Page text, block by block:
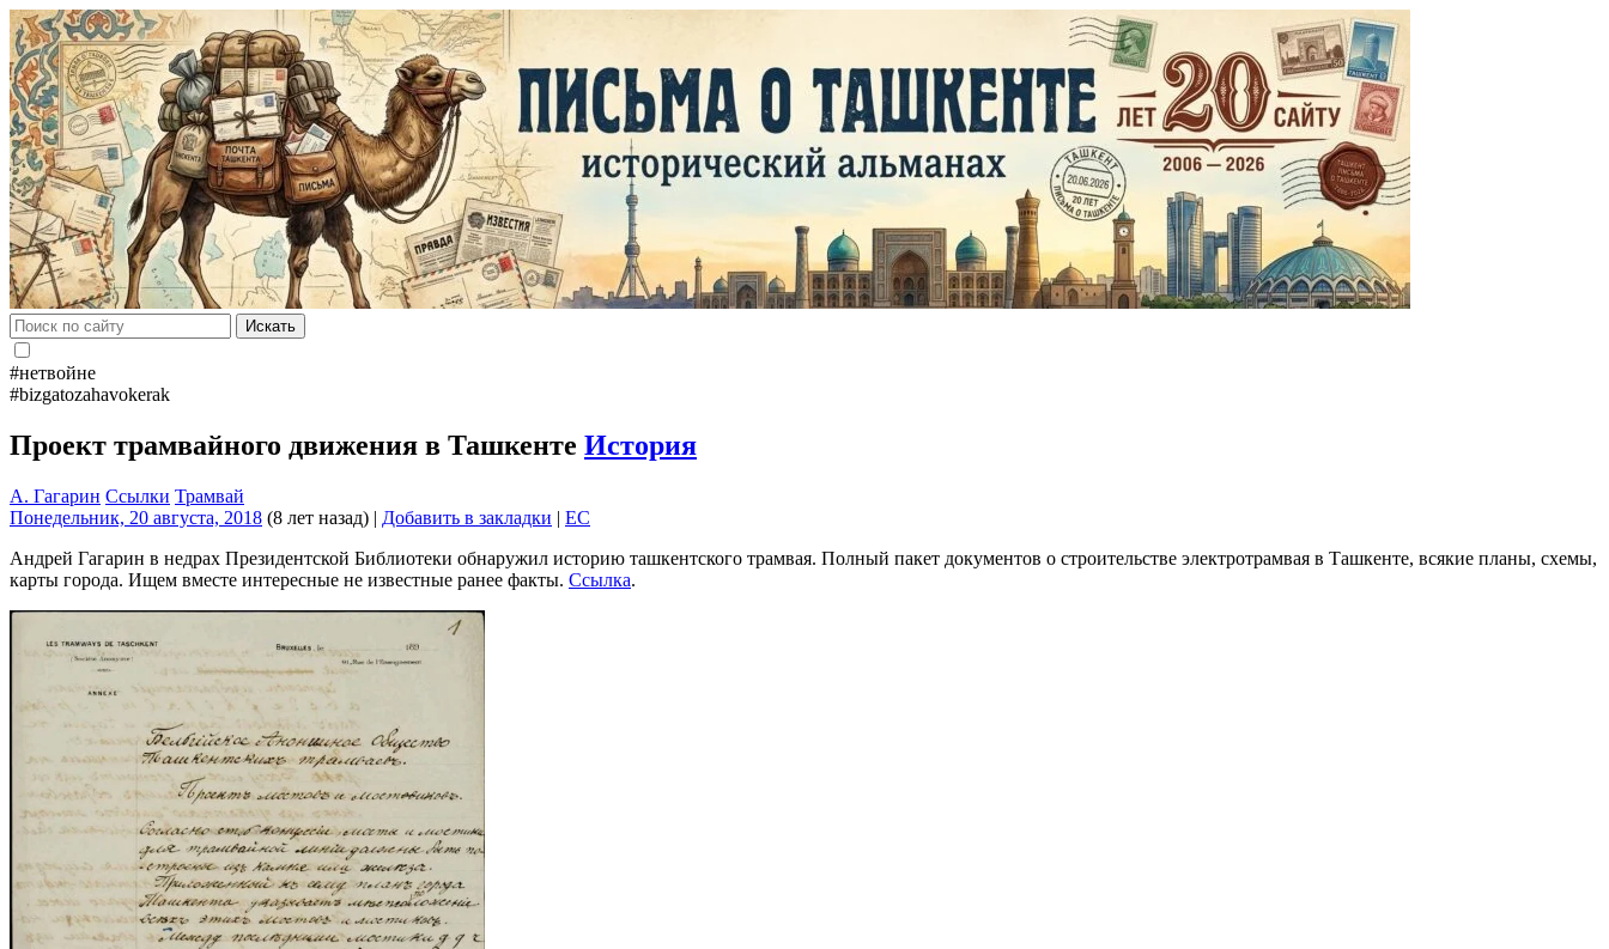
Искать
#нетвойне
#bizgatozahavokerak
Проект трамвайного движения в Ташкенте История
А. Гагарин Ссылки Трамвай
Понедельник, 20 августа, 2018 (8 лет назад) | Добавить в закладки | EC
Андрей Гагарин в недрах Президентской Библиотеки обнаружил историю ташкентского трамвая. Полный пакет документов о строительстве электротрамвая в Ташкенте, всякие планы, схемы,
карты города. Ищем вместе интересные не известные ранее факты. Ссылка.